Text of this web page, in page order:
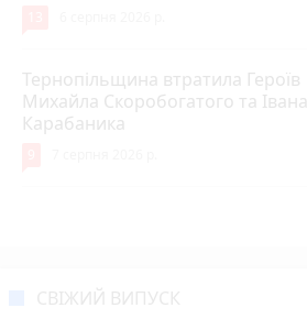
Тернопільщина втратила Героїв
Михайла Скоробогатого та Івана
Карабаника